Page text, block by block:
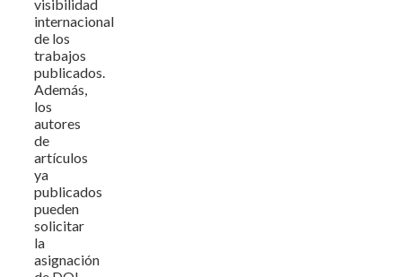
visibilidad
internacional
de los
trabajos
publicados.
Además,
los
autores
de
artículos
ya
publicados
pueden
solicitar
la
asignación